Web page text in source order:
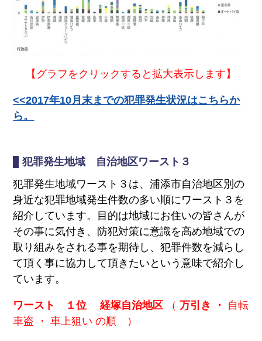
【グラフをクリックすると拡大表示します】
<<2017年10月末までの犯罪発生状況はこちらか
ら。
犯罪発生地域 自治地区ワースト３
犯罪発生地域ワースト３は、浦添市自治地区別の
身近な犯罪地域発生件数の多い順にワースト３を
紹介しています。目的は地域にお住いの皆さんが
その事に気付き、防犯対策に意識を高め地域での
取り組みをされる事を期待し、犯罪件数を減らし
て頂く事に協力して頂きたいという意味で紹介し
ています。
ワースト １位 経塚自治地区 （万引き ・ 自転
車盗 ・ 車上狙い の順 ）